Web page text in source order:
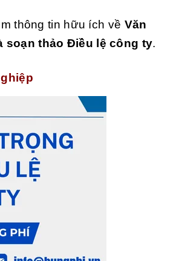
thông tin hữu ích về Văn
soạn thảo Điều lệ công ty.